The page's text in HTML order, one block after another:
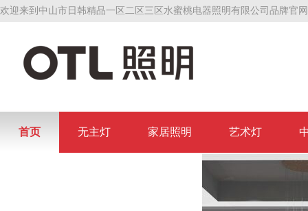
欢迎来到中山市日韩精品一区二区三区水蜜桃电器照明有限公司品牌官
首页 无主灯 家居照明 艺术灯